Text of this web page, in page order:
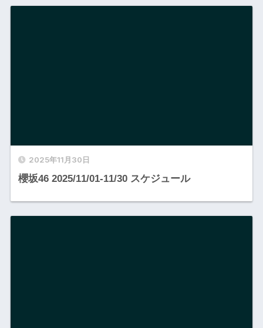
2025年11月30日
櫻坂46 2025/11/01-11/30 スケジュール